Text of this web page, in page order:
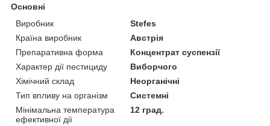
Основні
Виробник
Stefes
Країна виробник
Австрія
Препаративна форма
Концентрат суспензії
Характер дії пестициду
Виборчого
Хімічний склад
Неорганічні
Тип впливу на організм
Системні
Мінімальна температура
ефективної дії
12 град.